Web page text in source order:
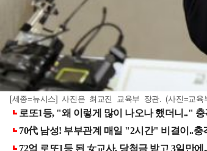
[세종=뉴시스] 사진은 최교진 교육부 장관. (사진=교